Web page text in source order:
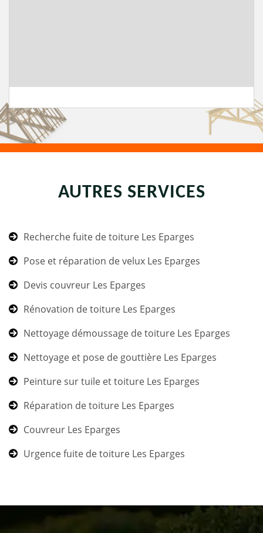
AUTRES SERVICES
Recherche fuite de toiture Les Eparges
Pose et réparation de velux Les Eparges
Devis couvreur Les Eparges
Rénovation de toiture Les Eparges
Nettoyage démoussage de toiture Les Eparges
Nettoyage et pose de gouttière Les Eparges
Peinture sur tuile et toiture Les Eparges
Réparation de toiture Les Eparges
Couvreur Les Eparges
Urgence fuite de toiture Les Eparges